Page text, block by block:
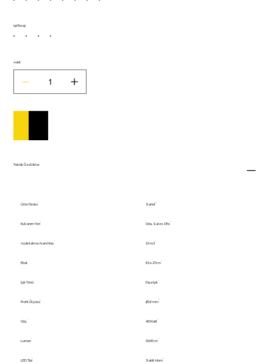
Işık Rengi
Adet
Teknik Özellikler
Ürün Grubu Sarkıt
Kullanım Yeri Oda, Salon, Ofis
Aydınlatma Alanı Max. 10 m2
Ebat 82 x 27cm
Işık Yönü Dışa Işık
Profil Ölçüsü Ø16 mm
Güç 40Watt
Lumen 3168 lm
LED Tipi Sabit Akım